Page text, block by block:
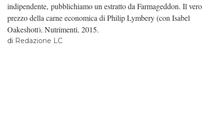
indipendente, pubblichiamo un estratto da Farmageddon. Il vero
prezzo della carne economica di Philip Lymbery (con Isabel
Oakeshott), Nutrimenti, 2015.
di Redazione LC